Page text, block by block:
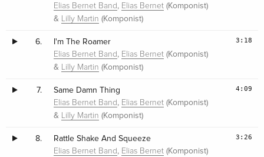
Elias Bernet Band , Elias Bernet (Komponist)
& Lilly Martin (Komponist)
6. I'm The Roamer
Elias Bernet Band , Elias Bernet (Komponist)
& Lilly Martin (Komponist)
3:18
7. Same Damn Thing
Elias Bernet Band , Elias Bernet (Komponist)
& Lilly Martin (Komponist)
4:09
8. Rattle Shake And Squeeze
Elias Bernet Band , Elias Bernet (Komponist)
3:26